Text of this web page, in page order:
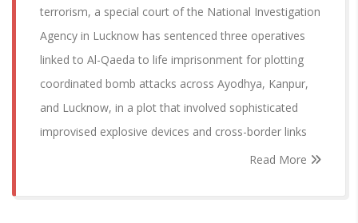
terrorism, a special court of the National Investigation
Agency in Lucknow has sentenced three operatives
linked to Al-Qaeda to life imprisonment for plotting
coordinated bomb attacks across Ayodhya, Kanpur,
and Lucknow, in a plot that involved sophisticated
improvised explosive devices and cross-border links
Read More